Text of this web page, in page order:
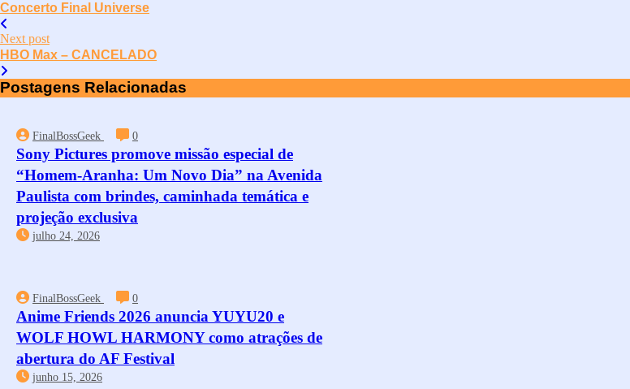
Concerto Final Universe
Next post
HBO Max – CANCELADO
Postagens Relacionadas
FinalBossGeek 0
Sony Pictures promove missão especial de
“Homem-Aranha: Um Novo Dia” na Avenida
Paulista com brindes, caminhada temática e
projeção exclusiva
julho 24, 2026
FinalBossGeek 0
Anime Friends 2026 anuncia YUYU20 e
WOLF HOWL HARMONY como atrações de
abertura do AF Festival
junho 15, 2026